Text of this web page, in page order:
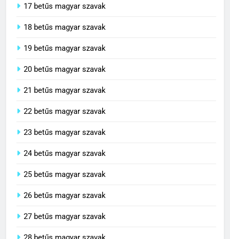
17 betűs magyar szavak
18 betűs magyar szavak
19 betűs magyar szavak
20 betűs magyar szavak
21 betűs magyar szavak
22 betűs magyar szavak
23 betűs magyar szavak
24 betűs magyar szavak
25 betűs magyar szavak
26 betűs magyar szavak
27 betűs magyar szavak